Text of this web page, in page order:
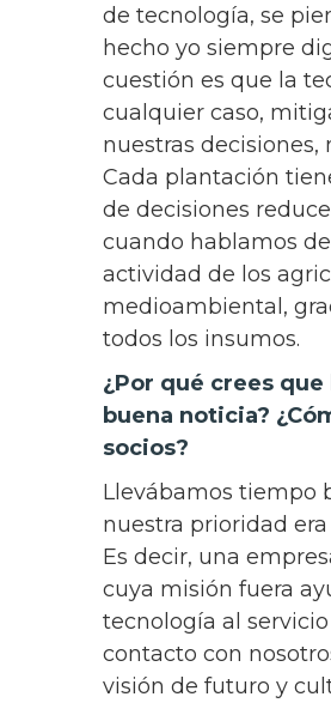
de tecnología, se
hecho yo siempre
cuestión es que la
cualquier caso,
nuestras
Cada plantación
de decisiones
cuando hablamos
actividad de los
medioambiental,
todos los insumos.
¿Por qué crees
buena noticia?
socios?
Llevábamos tiempo
nuestra prioridad
Es decir, una
cuya misión fuera
tecnología al
contacto con
visión de futuro y